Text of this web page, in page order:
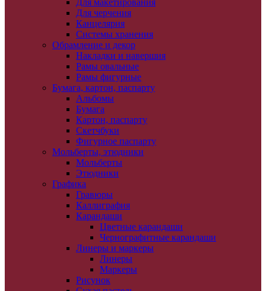
Для макетирования
Для черчения
Канцелярия
Системы хранения
Обрамление и декор
Накладки и навершия
Рамы овальные
Рамы фигурные
Бумага, картон, паспарту
Альбомы
Бумага
Картон, паспарту
Скетчбуки
Фигурное паспарту
Мольберты, этюдники
Мольберты
Этюдники
Графика
Гравюры
Каллиграфия
Карандаши
Цветные карандаши
Чернографитные карандаши
Линеры и маркеры
Линеры
Маркеры
Рисунок